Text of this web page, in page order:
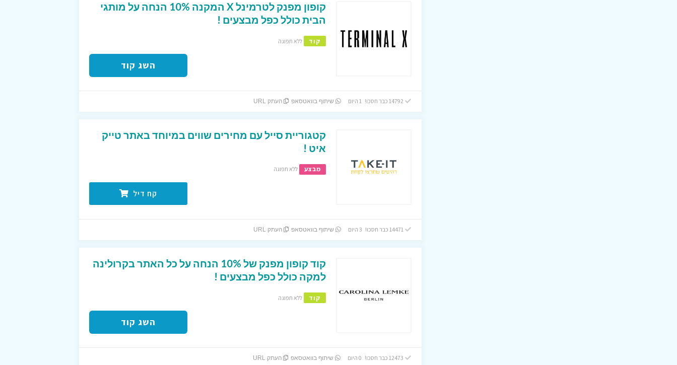
קופון מפנק לטרמינל X המקנה 10% הנחה על מותגי
הבית כולל כפל מבצעים !
קוד ללא תפוגה
השג קוד
14792 כבר חסכו! 1 היום שיתוף בוואטסאפ העתק URL
קטגוריית סייל עם מחירים שווים במיוחד באתר טייק
איט !
מבצע ללא תפוגה
קח דיל
14471 כבר חסכו! 3 היום שיתוף בוואטסאפ העתק URL
קוד קופון מפנק של 10% הנחה על כל האתר בקרולינה
למקה כולל כפל מבצעים !
קוד ללא תפוגה
השג קוד
שיתוף בוואטסאפ העתק URL